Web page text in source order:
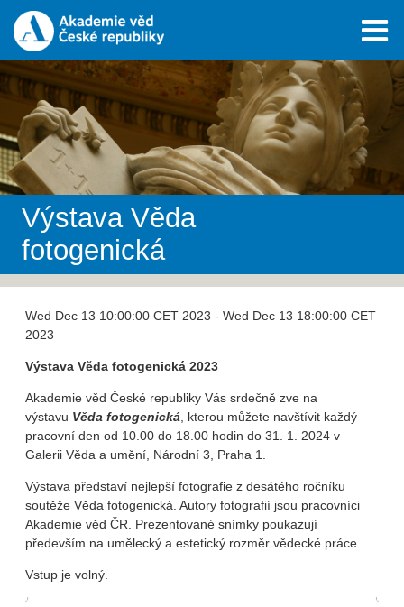
Výstava Věda
fotogenická
Wed Dec 13 10:00:00 CET 2023 - Wed Dec 13 18:00:00 CET
2023
Výstava Věda fotogenická 2023
Akademie věd České republiky Vás srdečně zve na
výstavu Věda fotogenická, kterou můžete navštívit každý
pracovní den od 10.00 do 18.00 hodin do 31. 1. 2024 v
Galerii Věda a umění, Národní 3, Praha 1.
Výstava představí nejlepší fotografie z desátého ročníku
soutěže Věda fotogenická. Autory fotografií jsou pracovníci
Akademie věd ČR. Prezentované snímky poukazují
především na umělecký a estetický rozměr vědecké práce.
Vstup je volný.